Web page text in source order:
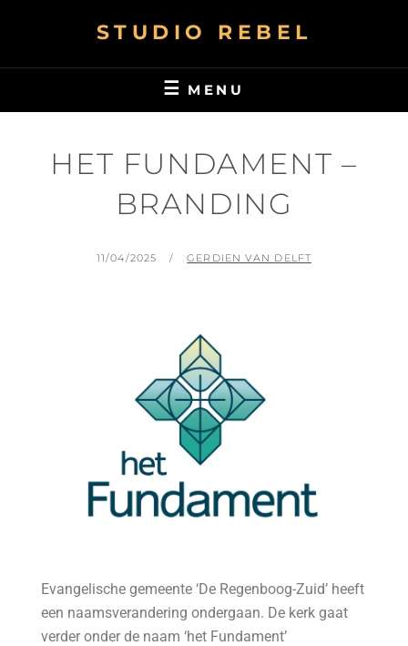
STUDIO REBEL
MENU
HET FUNDAMENT –
BRANDING
11/04/2025 GERDIEN VAN DELFT
Evangelische gemeente ‘De Regenboog-Zuid’ heeft
een naamsverandering ondergaan. De kerk gaat
verder onder de naam ‘het Fundament’